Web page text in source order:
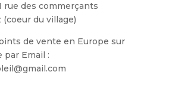
rue des commerçants
du village)
de vente en Europe sur
par Email :